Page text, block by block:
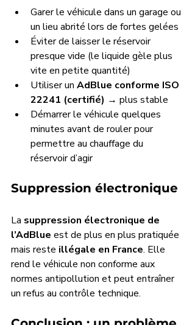
Garer le véhicule dans un garage ou
un lieu abrité lors de fortes gelées
Éviter de laisser le réservoir
presque vide (le liquide gèle plus
vite en petite quantité)
Utiliser un AdBlue conforme ISO
22241 (certifié) → plus stable
Démarrer le véhicule quelques
minutes avant de rouler pour
permettre au chauffage du
réservoir d’agir
Suppression électronique
La suppression électronique de
l’AdBlue est de plus en plus pratiquée
mais reste illégale en France. Elle
rend le véhicule non conforme aux
normes antipollution et peut entraîner
un refus au contrôle technique.